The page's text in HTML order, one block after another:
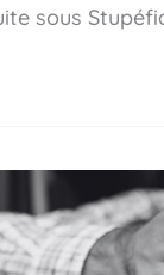
sous